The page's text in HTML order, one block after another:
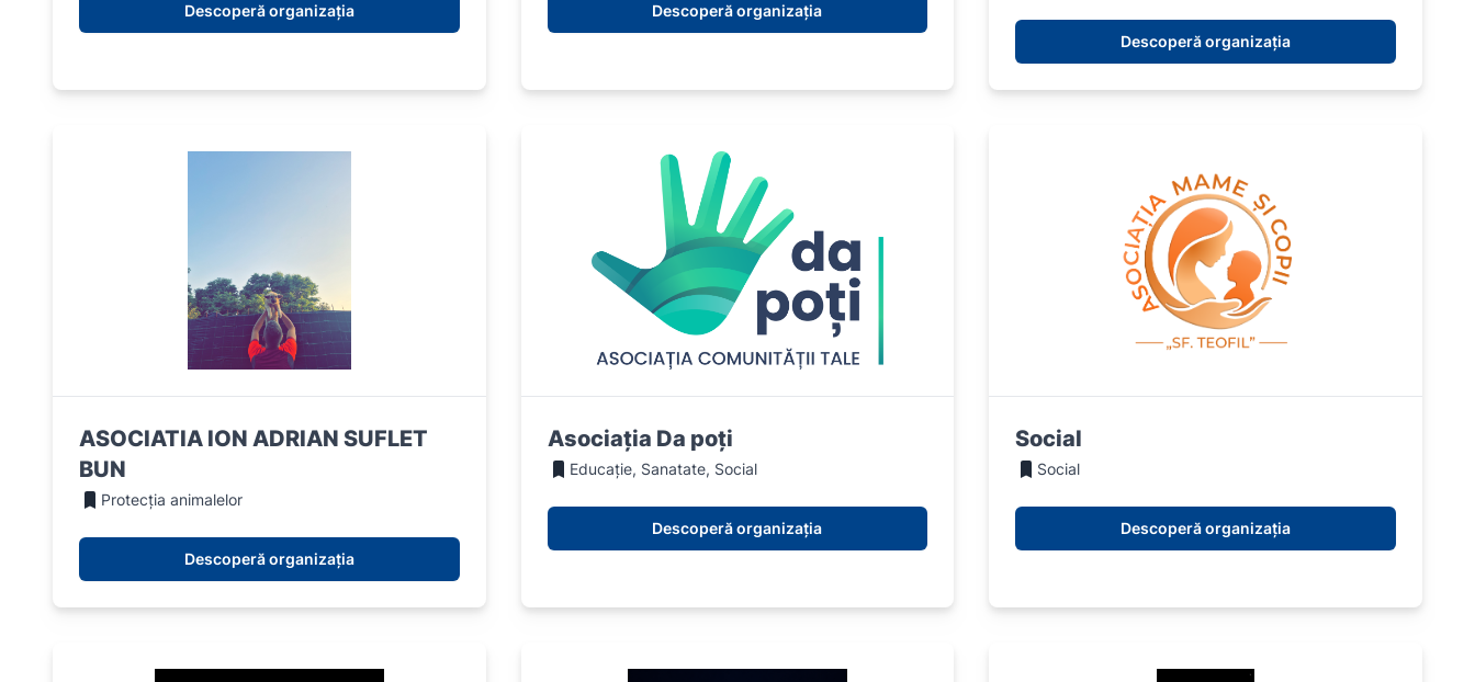
Descoperă organizația Descoperă organizația
Descoperă organizația
ASOCIATIA ION ADRIAN SUFLET
BUN
Protecția animalelor
Descoperă organizația
Asociația Da poți
Educație, Sanatate, Social
Descoperă organizația
Social
Social
Descoperă organizația